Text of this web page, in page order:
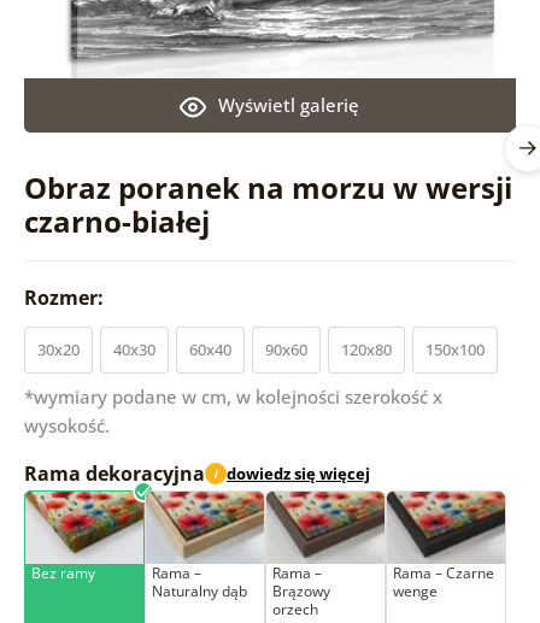
Obraz poranek na morzu w wersji
czarno-białej
Wyświetl galerię
Rozmer:
30x20 40x30 60x40 90x60 120x80 150x100
*wymiary podane w cm, w kolejności szerokość x
wysokość.
Rama dekoracyjna i dowiedz się więcej
Bez ramy
Rama –
Naturalny dąb
Rama –
Brązowy
orzech
Rama – Czarne
wenge